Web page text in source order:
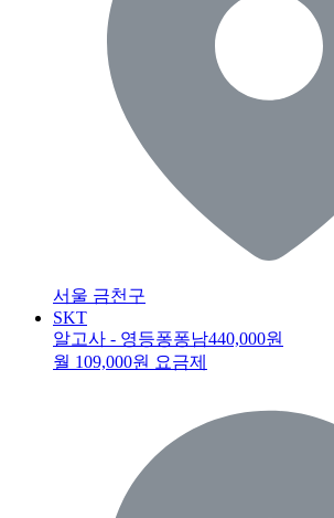
서울 금천구
SKT
알고사 - 영등퐁퐁남440,000원
월 109,000원 요금제